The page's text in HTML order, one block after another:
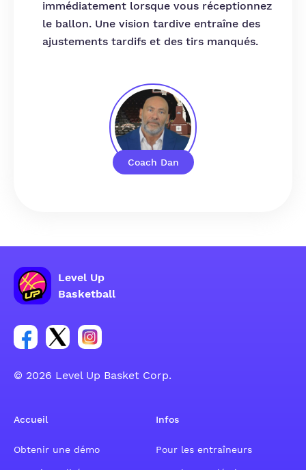
Coach Dan
immédiatement lorsque vous réceptionnez
le ballon. Une vision tardive entraîne des
ajustements tardifs et des tirs manqués.
Level Up
Basketball
Lien vers le groupe du compte Facebook
Lien vers le groupe du compte Tweeter
Lien vers le groupe du compte Instagram
© 2026 Level Up Basket Corp.
Accueil
Obtenir une démo
Infos
Pour les entraîneurs